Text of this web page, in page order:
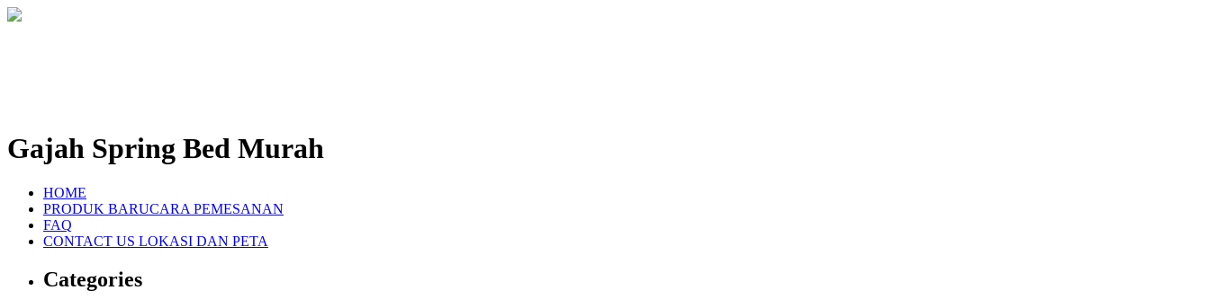
Gajah Spring Bed Murah
HOME
PRODUK BARUCARA PEMESANAN
FAQ
CONTACT US LOKASI DAN PETA
Categories